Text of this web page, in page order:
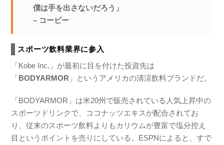
僕は手を出さないだろう」
– コービー
スポーツ飲料業界に参入
「Kobe Inc.」が最初に目を付けた投資先は
「BODYARMOR 」というアメリカの清涼飲料ブランドだ。
「BODYARMOR」は米20州で販売されている 人気上昇中の
スポーツドリンクで、ココナッツエキスが配合されてお
り、従来のスポーツ飲料よりもカリウムが豊富で塩分控え
目というポイントを売りにしている。 ESPNによると、すで